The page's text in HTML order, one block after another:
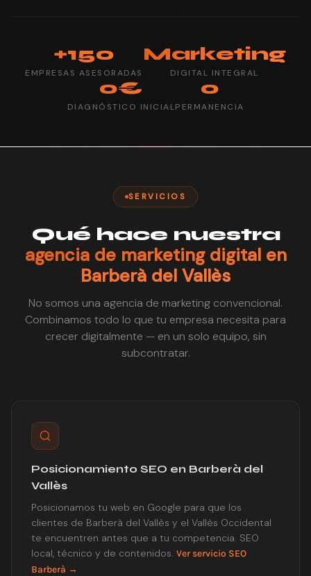
+150
EMPRESAS ASESORADAS
Marketing
DIGITAL INTEGRAL
0€
DIAGNÓSTICO INICIAL
0
PERMANENCIA
SERVICIOS
Qué hace nuestra
agencia de marketing digital en
Barberà del Vallès
No somos una agencia de marketing convencional.
Combinamos todo lo que tu empresa necesita para
crecer digitalmente — en un solo equipo, sin
subcontratar.
Posicionamiento SEO en Barberà del
Vallès
Posicionamos tu web en Google para que los
clientes de Barberà del Vallès y el Vallès Occidental
te encuentren antes que a tu competencia. SEO
local, técnico y de contenidos. Ver servicio SEO
Barberà →